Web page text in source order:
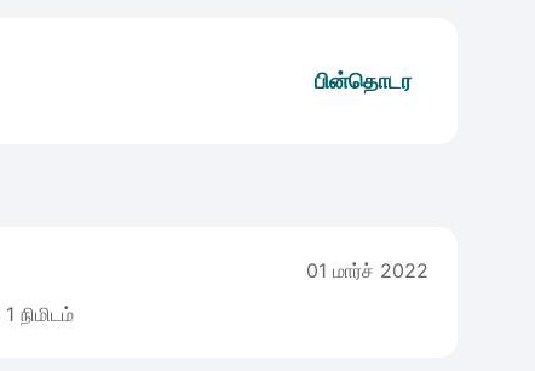
பின்தொடர
1 நிமிடம்
01 மார்ச் 2022